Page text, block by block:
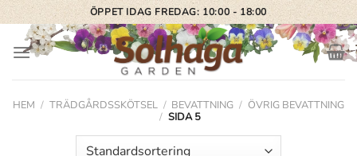
Skip
to
content
ÖPPET IDAG FREDAG: 10:00 - 18:00
HEM / TRÄDGÅRDSSKÖTSEL / BEVATTNING / ÖVRIG BEVATTNING
/ SIDA 5